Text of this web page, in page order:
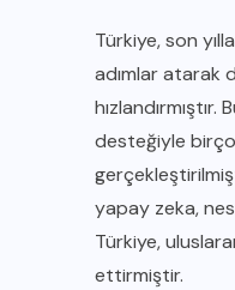
Türkiye, son
adımlar atarak
desteğiyle
yapay zeka,
Türkiye,
ettirmiştir.